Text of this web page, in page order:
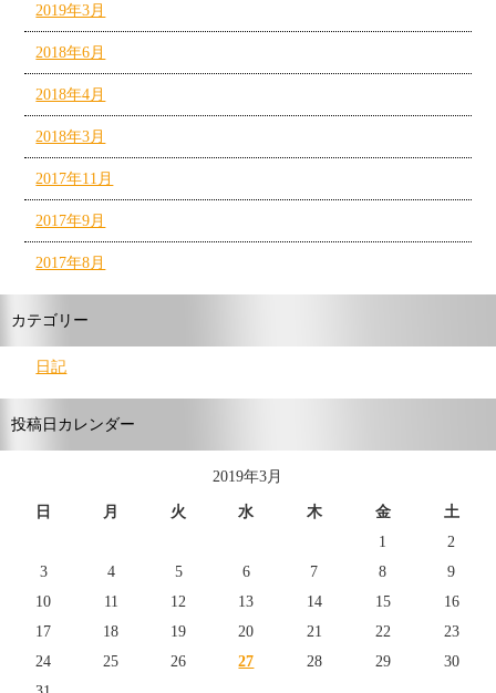
2019年3月
2018年6月
2018年4月
2018年3月
2017年11月
2017年9月
2017年8月
カテゴリー
日記
投稿日カレンダー
2019年3月
日 月 火 水 木 金
土
1
2
3
4 5 6 7 8
9
10
11 12 13 14 15
16
17
18 19 20 21 22
23
24
25 26 27 28 29
30